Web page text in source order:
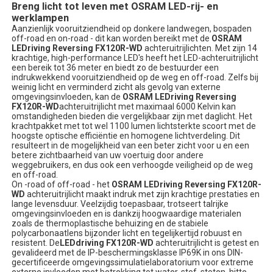
Breng licht tot leven met OSRAM LED-rij- en
werklampen
Aanzienlijk vooruitziendheid op donkere landwegen, bospaden
off-road en on-road - dit kan worden bereikt met de OSRAM
LEDriving Reversing FX120R-WD achteruitrijlichten. Met zijn 14
krachtige, high-performance LED's heeft het LED-achteruitrijlicht
een bereik tot 36 meter en biedt zo de bestuurder een
indrukwekkend vooruitziendheid op de weg en off-road. Zelfs bij
weinig licht en verminderd zicht als gevolg van externe
omgevingsinvloeden, kan de OSRAM LEDriving Reversing
FX120R-WDachteruitrijlicht met maximaal 6000 Kelvin kan
omstandigheden bieden die vergelijkbaar zijn met daglicht. Het
krachtpakket met tot wel 1100 lumen lichtsterkte scoort met de
hoogste optische efficiëntie en homogene lichtverdeling. Dit
resulteert in de mogelijkheid van een beter zicht voor u en een
betere zichtbaarheid van uw voertuig door andere
weggebruikers, en dus ook een verhoogde veiligheid op de weg
en off-road.
On -road of off-road - het OSRAM LEDriving Reversing FX120R-
WD achteruitrijlicht maakt indruk met zijn krachtige prestaties en
lange levensduur. Veelzijdig toepasbaar, trotseert talrijke
omgevingsinvloeden en is dankzij hoogwaardige materialen
zoals de thermoplastische behuizing en de stabiele
polycarbonaatlens bijzonder licht en tegelijkertijd robuust en
resistent. De LEDdriving FX120R-WD achteruitrijlicht is getest en
gevalideerd met de IP-beschermingsklasse IP69K in ons DIN-
gecertificeerde omgevingssimulatielaboratorium voor extreme